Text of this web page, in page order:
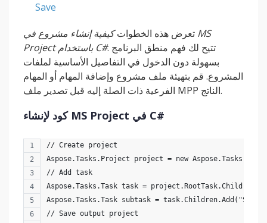
Save
تعرض هذه الخطواتكيفية إنشاء مشروع في MS
Project باستخدام C#. تتيح لك فهم منطق البرنامج
بسهولة دون الدخول في التفاصيل الأساسية لملفات
المشروع. قم بتهيئة ملف مشروع وإضافة المهام أو المهام
الفرعية ذات الصلة إليه قبل تصدير ملف MPP الناتج.
كود لإنشاء MS Project في C#
// Create project
Aspose.Tasks.Project project = new
// Add task
Aspose.Tasks.Task task =
Aspose.Tasks.Task subtask =
// Save output project